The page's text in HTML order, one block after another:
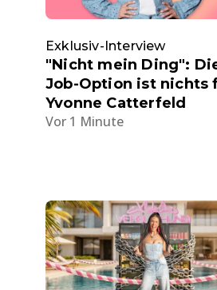
Exklusiv-Interview
"Nicht mein Ding":
Job-Option ist nichts
Yvonne Catterfeld
Vor 1 Minute